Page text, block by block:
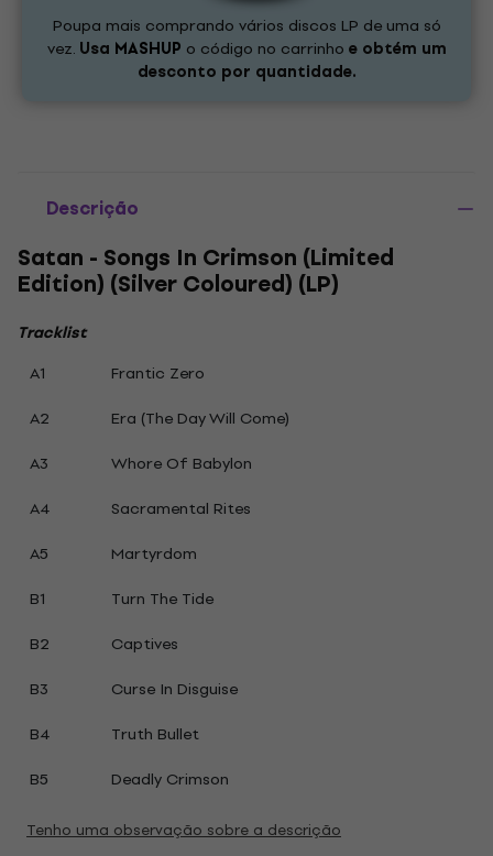
Poupa mais comprando vários discos LP de uma só
vez. Usa MASHUP o código no carrinho e obtém um
desconto por quantidade.
Descrição
Satan - Songs In Crimson (Limited
Edition) (Silver Coloured) (LP)
Tracklist
A1
Frantic Zero
A2
Era (The Day Will Come)
A3
Whore Of Babylon
A4
Sacramental Rites
A5
Martyrdom
B1
Turn The Tide
B2
Captives
B3
Curse In Disguise
B4
Truth Bullet
B5
Deadly Crimson
Tenho uma observação sobre a descrição